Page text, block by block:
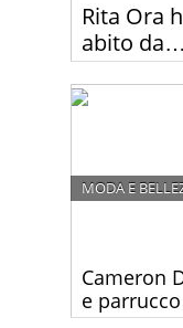
Rita Ora
abito
di Robert
look un po’
Cameron
e
MODA E